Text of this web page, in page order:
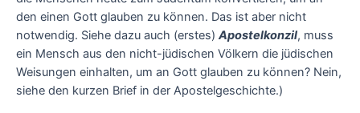
den einen Gott glauben zu können. Das ist aber nicht
notwendig. Siehe dazu auch (erstes) Apostelkonzil, muss
ein Mensch aus den nicht-jüdischen Völkern die jüdischen
Weisungen einhalten, um an Gott glauben zu können? Nein,
siehe den kurzen Brief in der Apostelgeschichte.)